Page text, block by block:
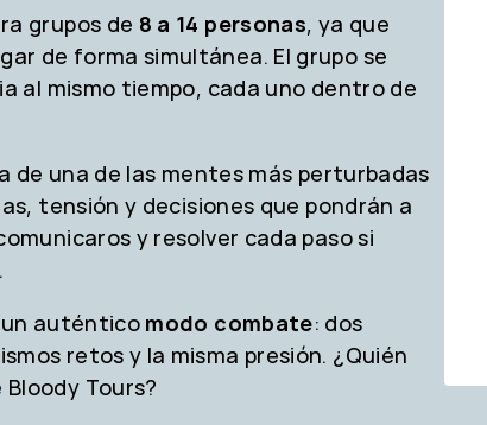
grupos de 8 a 14 personas, ya que
de forma simultánea. El grupo se
al mismo tiempo, cada uno dentro de
de una de las mentes más perturbadas
tensión y decisiones que pondrán a
y resolver cada paso si
un auténtico modo combate: dos
retos y la misma presión. ¿Quién
Tours?